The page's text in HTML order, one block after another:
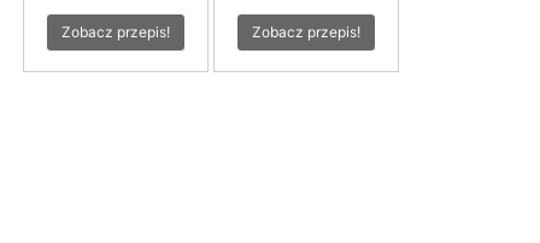
Zobacz przepis! Zobacz przepis!